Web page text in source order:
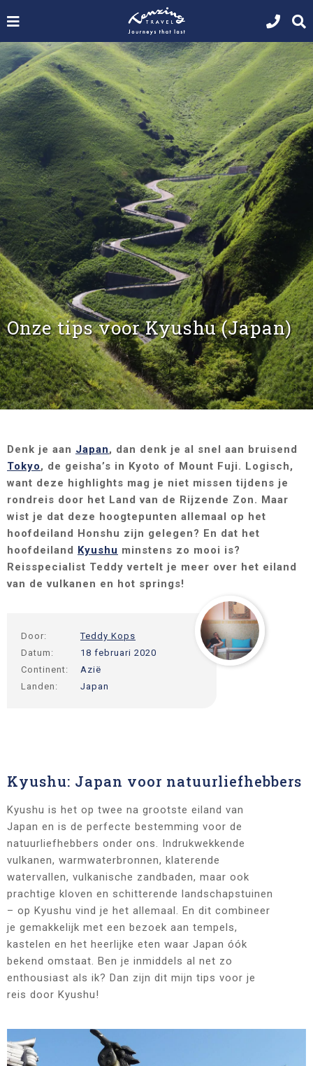
Onze tips voor Kyushu (Japan)
Denk je aan Japan, dan denk je al snel aan bruisend
Tokyo, de geisha’s in Kyoto of Mount Fuji. Logisch,
want deze highlights mag je niet missen tijdens je
rondreis door het Land van de Rijzende Zon. Maar
wist je dat deze hoogtepunten allemaal op het
hoofdeiland Honshu zijn gelegen? En dat het
hoofdeiland Kyushu minstens zo mooi is?
Reisspecialist Teddy vertelt je meer over het eiland
van de vulkanen en hot springs!
Door:
Teddy Kops
Datum:
18 februari 2020
Continent:
Azië
Landen:
Japan
Kyushu: Japan voor natuurliefhebbers
Kyushu is het op twee na grootste eiland van
Japan en is de perfecte bestemming voor de
natuurliefhebbers onder ons. Indrukwekkende
vulkanen, warmwaterbronnen, klaterende
watervallen, vulkanische zandbaden, maar ook
prachtige kloven en schitterende landschapstuinen
– op Kyushu vind je het allemaal. En dit combineer
je gemakkelijk met een bezoek aan tempels,
kastelen en het heerlijke eten waar Japan óók
bekend omstaat. Ben je inmiddels al net zo
enthousiast als ik? Dan zijn dit mijn tips voor je
reis door Kyushu!